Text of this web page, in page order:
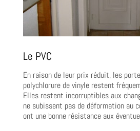
Le PVC
En raison de leur prix réduit, les
polychlorure de vinyle restent
Elles restent incorruptibles aux
ne subissent pas de déformation au
ont une bonne résistance aux